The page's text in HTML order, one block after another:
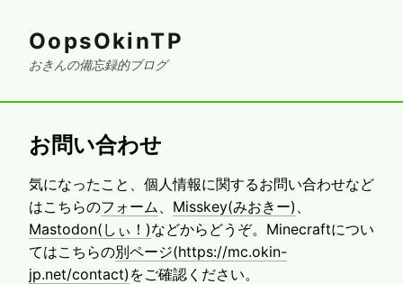
OopsOkinTP
おきんの備忘録的ブログ
お問い合わせ
気になったこと、個人情報に関するお問い合わせなど
はこちらのフォーム、 Misskey(みおきー) 、
Mastodon(しぃ！)などからどうぞ。Minecraftについ
てはこちらの別ページ(https://mc.okin-
jp.net/contact) をご確認ください。